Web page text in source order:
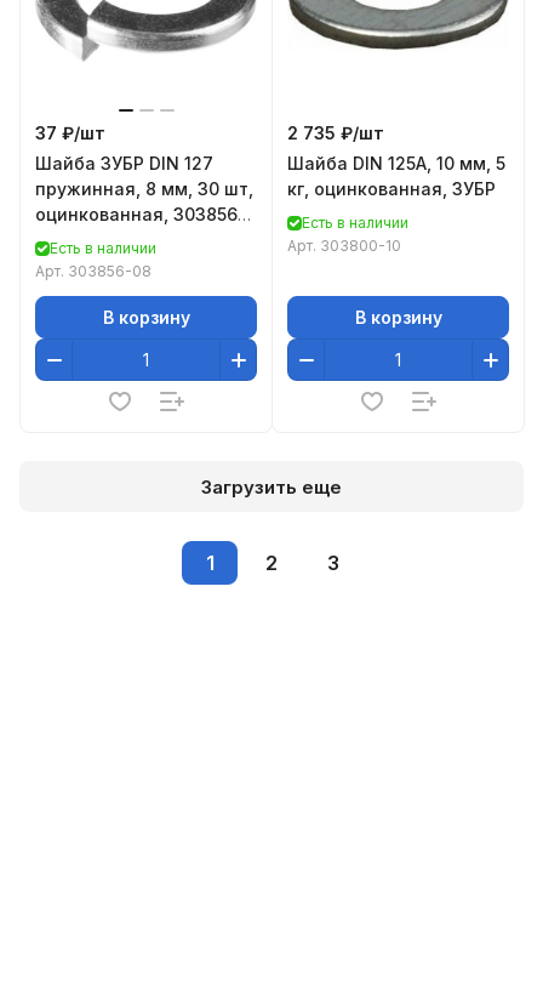
37 ₽/шт
Шайба ЗУБР DIN 127
пружинная, 8 мм, 30 шт,
оцинкованная, 303856-
08Есть в наличии
Арт. 303856-08
В корзину
2 735 ₽/шт
Шайба DIN 125A, 10 мм, 5
кг, оцинкованная, ЗУБР
Есть в наличии
Арт. 303800-10
В корзину
Загрузить еще
1 2 3